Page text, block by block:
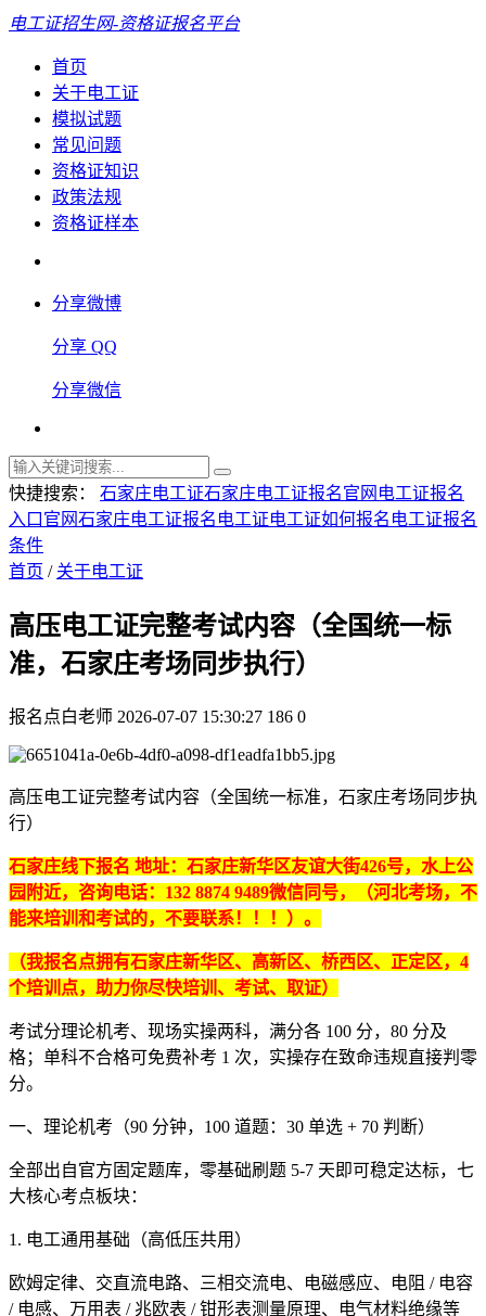
电工证招生网-资格证报名平台
首页
关于电工证
模拟试题
常见问题
资格证知识
政策法规
资格证样本
分享微博
分享 QQ
分享微信
快捷搜索： 石家庄电工证石家庄电工证报名官网 电工证报名
入口官网石家庄电工证报名 电工证电工证如何报名 电工证报名
条件
首页 / 关于电工证
高压电工证完整考试内容（全国统一标
准，石家庄考场同步执行）
报名点白老师 2026-07-07 15:30:27 186 0
高压电工证完整考试内容（全国统一标准，石家庄考场同步执
行）
石家庄线下报名 地址：石家庄新华区友谊大街426号，水上公
园附近，咨询电话： 132 8874 9489微信同号，（河北考场，不
能来培训和考试的，不要联系！！！）。
（我报名点拥有石家庄新华区、高新区、桥西区、正定区，4
个培训点，助力你尽快培训、考试、取证）
考试分理论机考、现场实操两科，满分各 100 分，80 分及
格；单科不合格可免费补考 1 次，实操存在致命违规直接判零
分。
一、理论机考（90 分钟，100 道题：30 单选 + 70 判断）
全部出自官方固定题库，零基础刷题 5-7 天即可稳定达标，七
大核心考点板块：
1. 电工通用基础（高低压共用）
欧姆定律、交直流电路、三相交流电、电磁感应、电阻 / 电容
/ 电感、万用表 / 兆欧表 / 钳形表测量原理、电气材料绝缘等